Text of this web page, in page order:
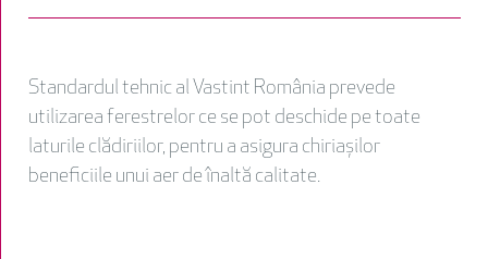
Standardul tehnic al Vastint România prevede
utilizarea ferestrelor ce se pot deschide pe toate
laturile clădiriilor, pentru a asigura chiriașilor
beneficiile unui aer de înaltă calitate.